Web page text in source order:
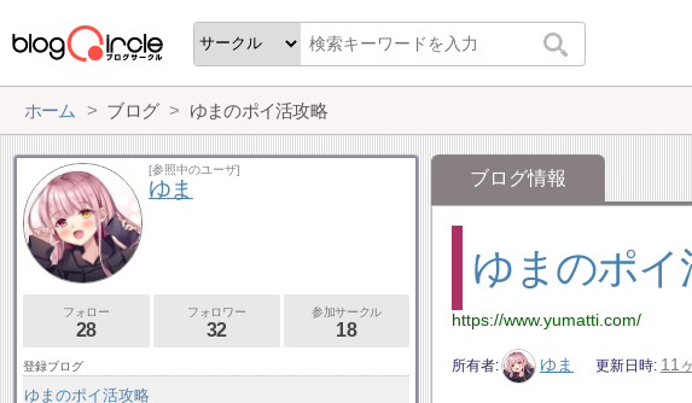
ホーム ブログ ゆまのポイ活攻略
ブログ情報
ゆまのポイ
https://www.yumatti.com/
所有者 ゆま 更新日時 11
[参照中のユーザ]
ゆま
フォロー
28
フォロワー
32
参加サークル
18
登録ブログ
ゆまのポイ活攻略